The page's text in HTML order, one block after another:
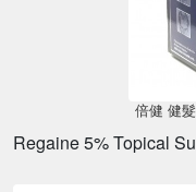
倍健 健
Regaine 5% Topical